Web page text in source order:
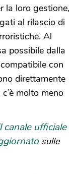
la loro gestione,
al rilascio di
Al
possibile dalla
con
direttamente
molto meno
canale ufficiale
sulle